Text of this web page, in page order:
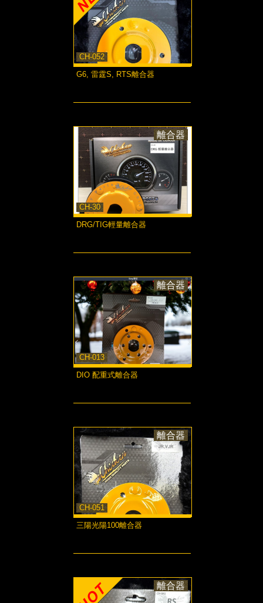
CH-052
G6, 雷霆S, RTS離合器
CH-30
離合器
DRG/TIG輕量離合器
CH-013
離合器
DIO 配重式離合器
CH-051
離合器
三陽光陽100離合器
離合器